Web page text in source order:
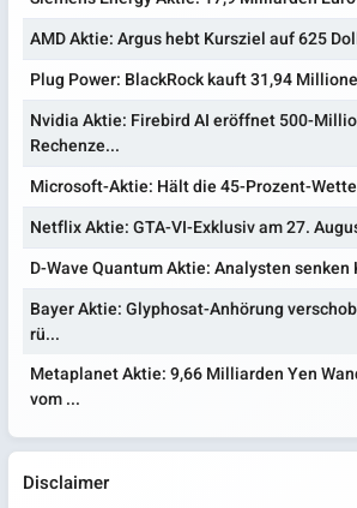
AMD Aktie: Argus hebt Kursziel auf 625
Plug Power: BlackRock kauft 31,94
Nvidia Aktie: Firebird AI eröffnet 500-
Rechenze...
Microsoft-Aktie: Hält die 45-Prozent-
Netflix Aktie: GTA-VI-Exklusiv am 27.
D-Wave Quantum Aktie: Analysten senken
Bayer Aktie: Glyphosat-Anhörung
rü...
Metaplanet Aktie: 9,66 Milliarden Yen
vom ...
Disclaimer